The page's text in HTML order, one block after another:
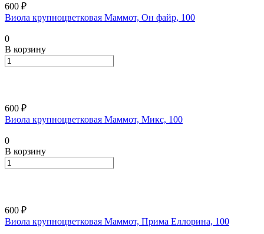
600 ₽
Виола крупноцветковая Маммот, Он файр, 100
0
В корзину
600 ₽
Виола крупноцветковая Маммот, Микс, 100
0
В корзину
600 ₽
Виола крупноцветковая Маммот, Прима Еллорина, 100